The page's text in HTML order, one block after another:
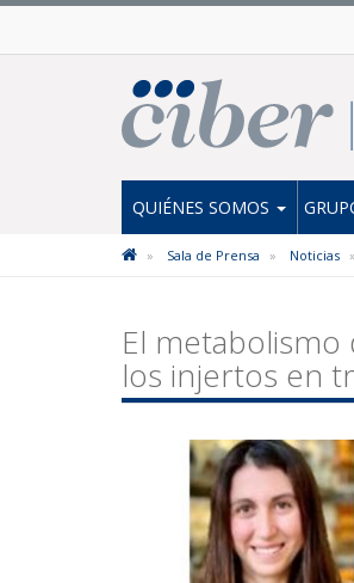
QUIÉNES SOMOS
Sala de Prensa Noticias
El metabolismo
los injertos en